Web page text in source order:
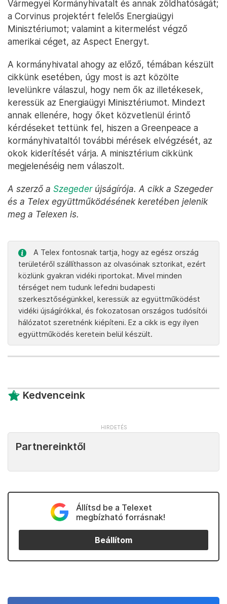
Vármegyei Kormányhivatalt és annak zöldhatóságát;
a Corvinus projektért felelős Energiaügyi
Minisztériumot; valamint a kitermelést végző
amerikai céget, az Aspect Energyt.
A kormányhivatal ahogy az előző, témában készült
cikkünk esetében, úgy most is azt közölte
levelünkre válaszul, hogy nem ők az illetékesek,
keressük az Energiaügyi Minisztériumot. Mindezt
annak ellenére, hogy őket közvetlenül érintő
kérdéseket tettünk fel, hiszen a Greenpeace a
kormányhivataltól további mérések elvégzését, az
okok kiderítését várja. A minisztérium cikkünk
megjelenéséig nem válaszolt.
A szerző a Szegederújságírója. A cikk a Szegeder
és a Telex együttműködésének keretében jelenik
meg a Telexen is.
A Telex fontosnak tartja, hogy az egész ország
területéről szállíthasson az olvasóinak sztorikat, ezért
közlünk gyakran vidéki riportokat. Mivel minden
térséget nem tudunk lefedni budapesti
szerkesztőségünkkel, keressük az együttműködést
vidéki újságírókkal, és fokozatosan országos tudósítói
hálózatot szeretnénk kiépíteni. Ez a cikk is egy ilyen
együttműködés keretein belül készült.
Kedvenceink
Partnereinktől
Állítsd be a Telexet
megbízható forrásnak!
Beállítom